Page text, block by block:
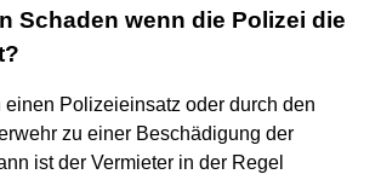
Schaden wenn die Polizei die
einen Polizeieinsatz oder durch den
zu einer Beschädigung der
ist der Vermieter in der Regel